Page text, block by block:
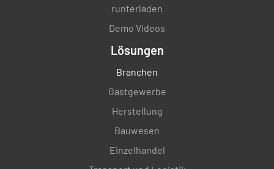
runterladen
Demo Videos
Lösungen
Branchen
Gastgewerbe
Herstellung
Bauwesen
Einzelhandel